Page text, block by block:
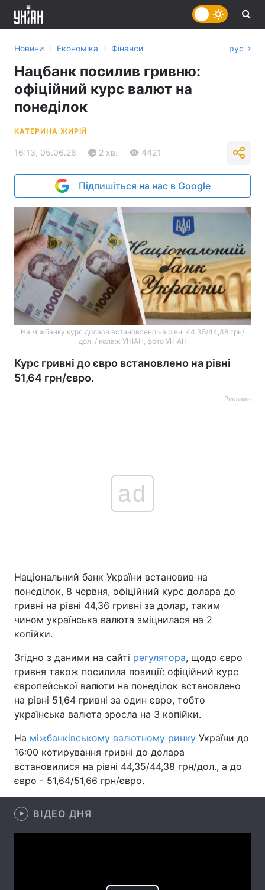
Головна Війна
Україна Політика
Економіка
Спорт Наука
Техно і зв'язок Лайт
Зброя Інциденти
Здоров'я Туризм
Цікавинки Погода
Екологія
Лонгріди
Новини › Економіка › Фінанси рус
Нацбанк посилив гривню:
офіційний курс валют на
понеділок
КАТЕРИНА ЖИРІЙ
16:13, 05.06.26 2 хв. 4421
Підпишіться на нас в Google
На міжбанку курс долара встановлено на рівні 44,35/44,38 грн/
дол. / колаж УНІАН, фото УНІАН
Курс гривні до євро встановлено на рівні
51,64 грн/євро.
Реклама
ad
Національний банк України встановив на
понеділок, 8 червня, офіційний курс долара до
гривні на рівні 44,36 гривні за долар, таким
чином українська валюта зміцнилася на 2
копійки.
Згідно з даними на сайті регулятора, щодо євро
гривня також посилила позиції: офіційний курс
європейської валюти на понеділок встановлено
на рівні 51,64 гривні за один євро, тобто
українська валюта зросла на 3 копійки.
На міжбанківському валютному ринку України до
16:00 котирування гривні до долара
встановилися на рівні 44,35/44,38 грн/дол., а до
євро - 51,64/51,66 грн/євро.
ВІДЕО ДНЯ